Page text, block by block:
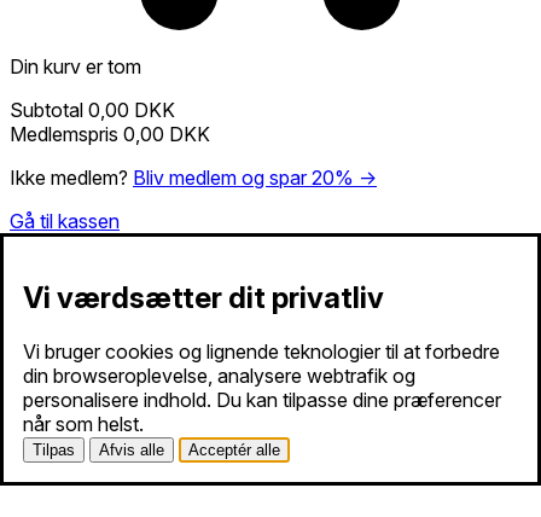
Din kurv er tom
Subtotal 0,00 DKK
Medlemspris 0,00 DKK
Ikke medlem? Bliv medlem og spar 20% →
Gå til kassen
Vi værdsætter dit privatliv
Vi bruger cookies og lignende teknologier til at forbedre
din browseroplevelse, analysere webtrafik og
personalisere indhold. Du kan tilpasse dine præferencer
når som helst.
Tilpas Afvis alle Acceptér alle